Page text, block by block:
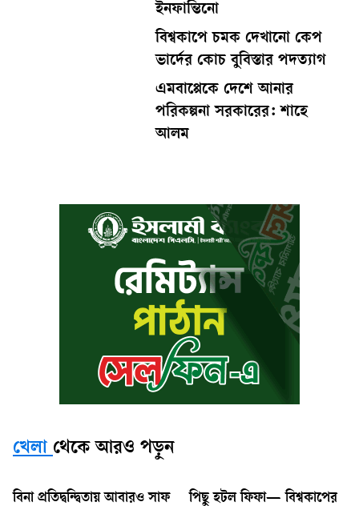
ইনফান্তিনো
বিশ্বকাপে চমক দেখানো কেপ
ভার্দের কোচ বুবিস্তার পদত্যাগ
এমবাপ্পেকে দেশে আনার
পরিকল্পনা সরকারের: শাহে
আলম
খেলা থেকে আরও পড়ুন
বিনা প্রতিদ্বন্দ্বিতায় আবারও সাফ
পিছু হটল ফিফা— বিশ্বকাপের